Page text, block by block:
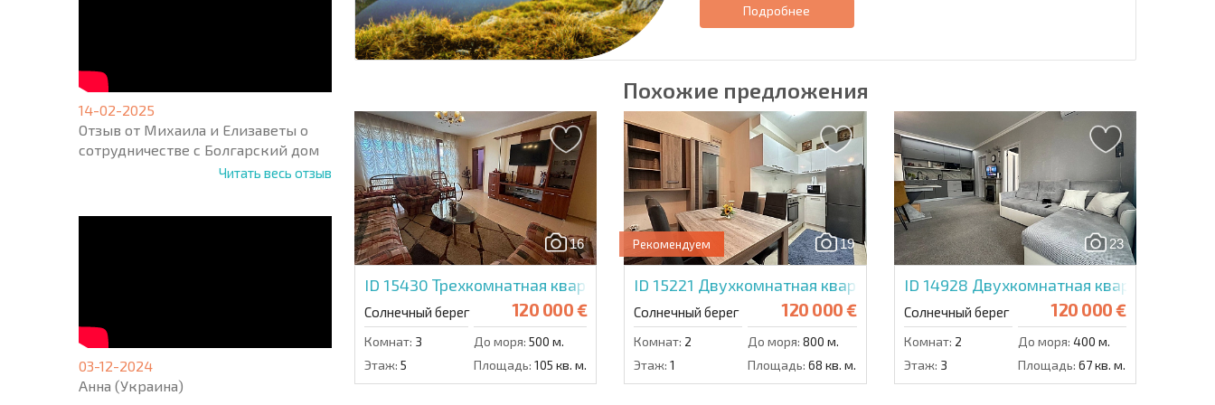
14-02-2025
Отзыв от Михаила и Елизаветы о
сотрудничестве с Болгарский дом
Читать весь отзыв
03-12-2024
Анна (Украина)
Подробнее
Похожие предложения
16
ID 15430 Трехкомнатная квартира в Персани 2
Солнечный берег 120 000 €
Комнат: 3 До моря: 500 м.
Этаж: 5 Площадь: 105 кв. м.
19
Рекомендуем
ID 15221 Двухкомнатная квартира в Каскадас 7
Солнечный берег 120 000 €
Комнат: 2 До моря: 800 м.
Этаж: 1 Площадь: 68 кв. м.
23
ID 14928 Двухкомнатная квартира в
Солнечный берег 120 000 €
Комнат: 2 До моря: 400 м.
Этаж: 3 Площадь: 67 кв. м.